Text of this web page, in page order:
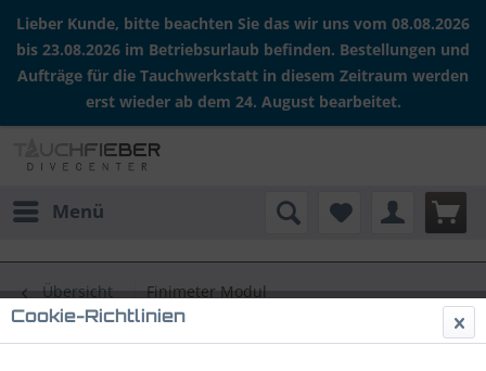
Lieber Kunde, bitte beachten Sie das wir uns vom 08.08.2026
bis 23.08.2026 im Betriebsurlaub befinden. Bestellungen und
Aufträge für die Tauchwerkstatt in diesem Zeitraum werden
erst wieder ab dem 24. August bearbeitet.
Menü
Übersicht Finimeter Modul
Cookie-Richtlinien